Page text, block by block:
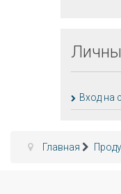
Вход на
Главная